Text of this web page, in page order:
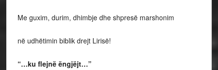
Me guxim, durim, dhimbje dhe shpresë marshonim
në udhëtimin biblik drejt Lirisë!
“…ku flejnë ëngjëjt…”